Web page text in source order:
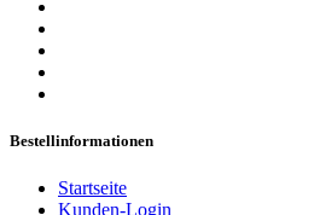
Bestellinformationen
Startseite
Kunden-Login